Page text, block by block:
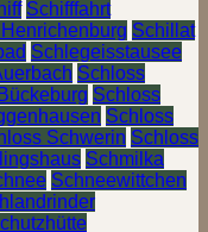
Schifffahrt
Schillat
Schlegeisstausee
Schloss
Schloss
Schloss
Schwerin Schloss
Schmilka
Schneewittchen